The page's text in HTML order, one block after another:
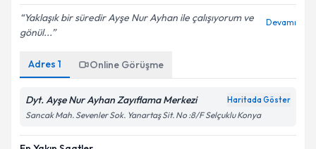
Yaklaşık bir süredir Ayşe Nur Ayhan ile çalışıyorum ve
gönül...
Devamı
Adres 1 Online Görüşme
Dyt. Ayşe Nur Ayhan Zayıflama Merkezi Haritada Göster
Sancak Mah. Sevenler Sok. Yanartaş Sit. No :8/F Selçuklu Konya